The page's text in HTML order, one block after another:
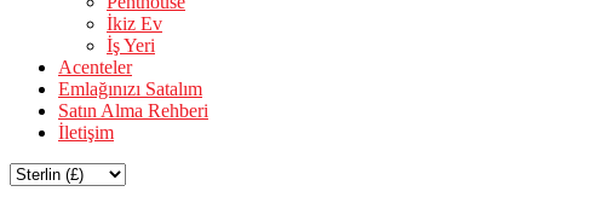
İkiz Ev
İş Yeri
Acenteler
Emlağınızı Satalım
Satın Alma Rehberi
İletişim